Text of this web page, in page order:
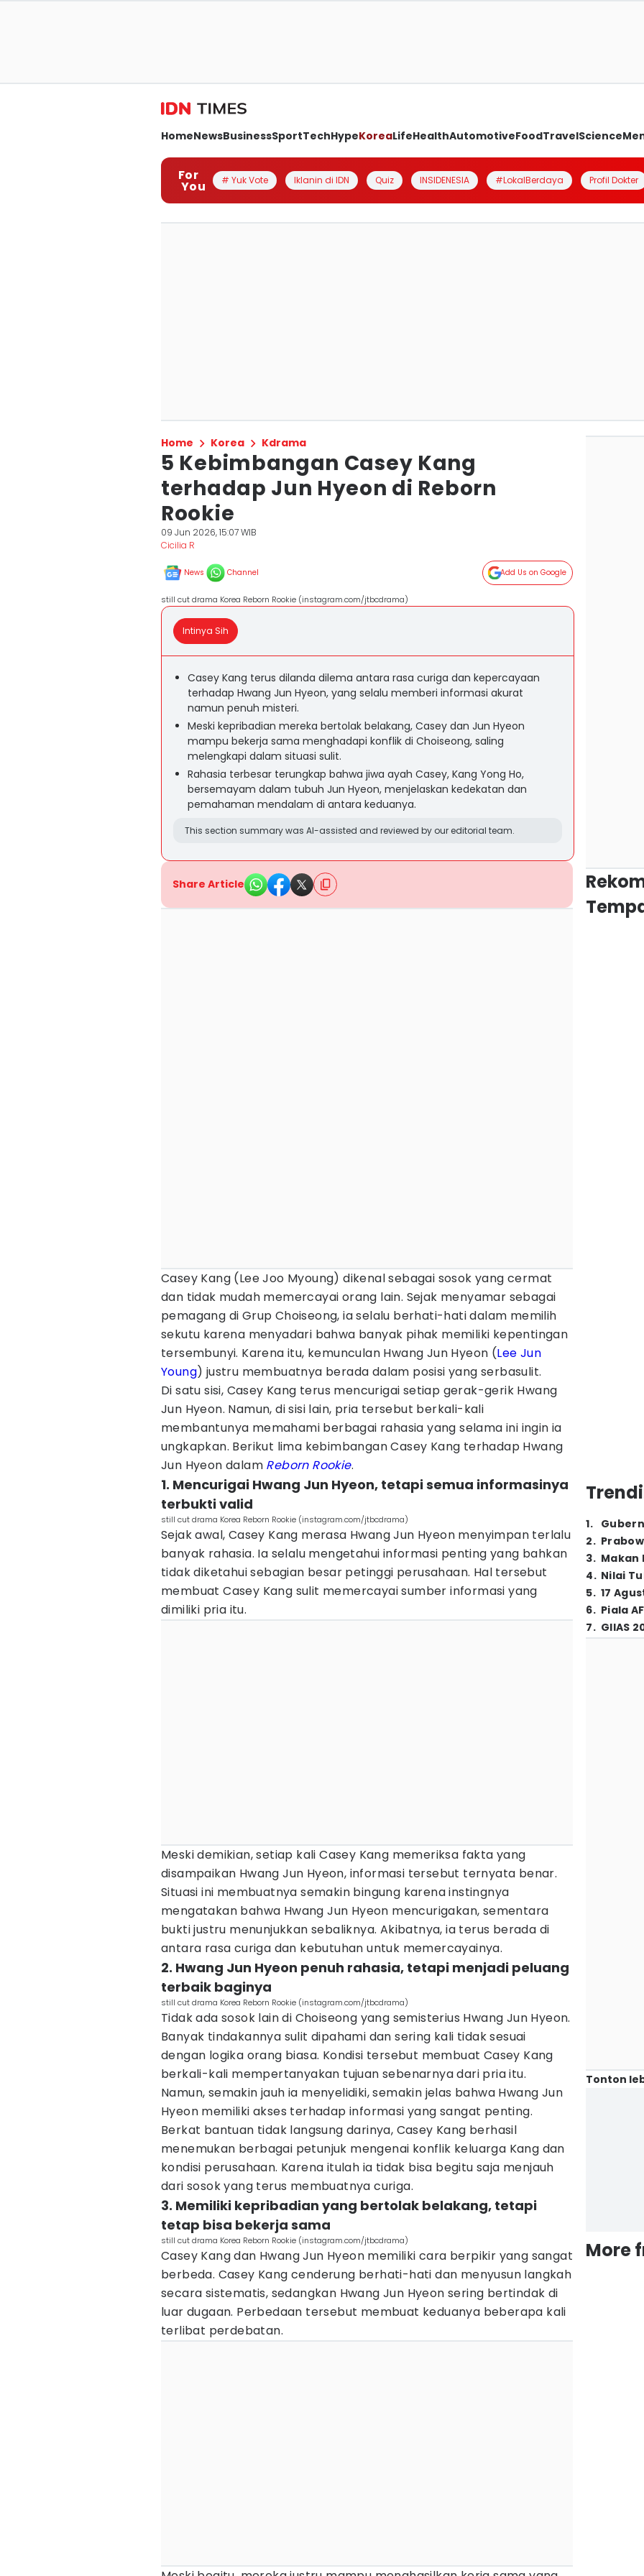
HomeNewsBusinessSportTechHypeKoreaLifeHealthAutomotiveFoodTravelScience
For
You # Yuk Vote Iklanin di IDN Quiz INSIDENESIA #LokalBerdaya Profil Dokter
Home Korea Kdrama
5 Kebimbangan Casey Kang
terhadap Jun Hyeon di Reborn
Rookie
09 Jun 2026, 15:07 WIB
Cicilia R
News Channel Add Us on Google
still cut drama Korea Reborn Rookie (instagram.com/jtbcdrama)
Intinya Sih
Casey Kang terus dilanda dilema antara rasa curiga dan kepercayaan
terhadap Hwang Jun Hyeon, yang selalu memberi informasi akurat
namun penuh misteri.
Meski kepribadian mereka bertolak belakang, Casey dan Jun Hyeon
mampu bekerja sama menghadapi konflik di Choiseong, saling
melengkapi dalam situasi sulit.
Rahasia terbesar terungkap bahwa jiwa ayah Casey, Kang Yong Ho,
bersemayam dalam tubuh Jun Hyeon, menjelaskan kedekatan dan
pemahaman mendalam di antara keduanya.
This section summary was AI-assisted and reviewed by our editorial team.
Share Article
Casey Kang (Lee Joo Myoung) dikenal sebagai sosok yang cermat
dan tidak mudah memercayai orang lain. Sejak menyamar sebagai
pemagang di Grup Choiseong, ia selalu berhati-hati dalam memilih
sekutu karena menyadari bahwa banyak pihak memiliki kepentingan
tersembunyi. Karena itu, kemunculan Hwang Jun Hyeon (Lee Jun
Young) justru membuatnya berada dalam posisi yang serbasulit.
Di satu sisi, Casey Kang terus mencurigai setiap gerak-gerik Hwang
Jun Hyeon. Namun, di sisi lain, pria tersebut berkali-kali
membantunya memahami berbagai rahasia yang selama ini ingin ia
ungkapkan. Berikut lima kebimbangan Casey Kang terhadap Hwang
Jun Hyeon dalam Reborn Rookie.
1. Mencurigai Hwang Jun Hyeon, tetapi semua informasinya
terbukti valid
still cut drama Korea Reborn Rookie (instagram.com/jtbcdrama)
Sejak awal, Casey Kang merasa Hwang Jun Hyeon menyimpan terlalu
banyak rahasia. Ia selalu mengetahui informasi penting yang bahkan
tidak diketahui sebagian besar petinggi perusahaan. Hal tersebut
membuat Casey Kang sulit memercayai sumber informasi yang
dimiliki pria itu.
Meski demikian, setiap kali Casey Kang memeriksa fakta yang
disampaikan Hwang Jun Hyeon, informasi tersebut ternyata benar.
Situasi ini membuatnya semakin bingung karena instingnya
mengatakan bahwa Hwang Jun Hyeon mencurigakan, sementara
bukti justru menunjukkan sebaliknya. Akibatnya, ia terus berada di
antara rasa curiga dan kebutuhan untuk memercayainya.
2. Hwang Jun Hyeon penuh rahasia, tetapi menjadi peluang
terbaik baginya
still cut drama Korea Reborn Rookie (instagram.com/jtbcdrama)
Tidak ada sosok lain di Choiseong yang semisterius Hwang Jun Hyeon.
Banyak tindakannya sulit dipahami dan sering kali tidak sesuai
dengan logika orang biasa. Kondisi tersebut membuat Casey Kang
berkali-kali mempertanyakan tujuan sebenarnya dari pria itu.
Namun, semakin jauh ia menyelidiki, semakin jelas bahwa Hwang Jun
Hyeon memiliki akses terhadap informasi yang sangat penting.
Berkat bantuan tidak langsung darinya, Casey Kang berhasil
menemukan berbagai petunjuk mengenai konflik keluarga Kang dan
kondisi perusahaan. Karena itulah ia tidak bisa begitu saja menjauh
dari sosok yang terus membuatnya curiga.
3. Memiliki kepribadian yang bertolak belakang, tetapi
tetap bisa bekerja sama
still cut drama Korea Reborn Rookie (instagram.com/jtbcdrama)
Casey Kang dan Hwang Jun Hyeon memiliki cara berpikir yang sangat
berbeda. Casey Kang cenderung berhati-hati dan menyusun langkah
secara sistematis, sedangkan Hwang Jun Hyeon sering bertindak di
luar dugaan. Perbedaan tersebut membuat keduanya beberapa kali
terlibat perdebatan.
1.
2.
3. Makan
4. Nilai
5. 17
6. Piala
7. GIIAS
Tonton
More